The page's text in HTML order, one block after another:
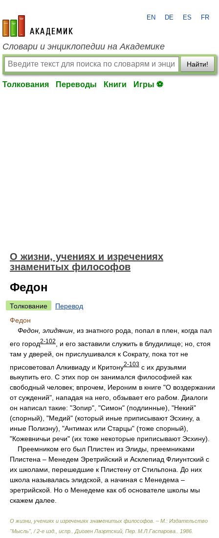
academic.ru
EN DE ES FR
Словари и энциклопедии на Академике
Найти!
Толкования Переводы Книги Игры ⚽
О жизни, учениях и изречениях
знаменитых философов
Федон
Толкование
Перевод
Федон
Федон, элидянин , из знатного рода, попал в плен, когда пал
его город2-102
, и его заставили служить в блудилище; но, стоя
там у дверей, он прислушивался к Сократу, пока тот не
присоветовал Алкивиаду и Критону2-103 с их друзьями
выкупить его. С этих пор он занимался философией как
свободный человек; впрочем, Иероним в книге "О воздержании
от суждений", нападая на него, обзывает его рабом. Диалоги
он написал такие: "Зопир", "Симон" (подлинные), "Некий"
(спорный), "Медий" (который иные приписывают Эсхину, а
иные Полиэну), "Антимах или Старцы" (тоже спорный),
"Кожевничьи речи" (их тоже некоторые приписывают Эсхину).
Преемником его был Плистен из Элиды, преемниками
Плистена – Менедем Эретрийский и Асклепиад Флиунтский с
их школами, перешедшие к Плистену от Стильпона. До них
школа называлась элидской, а начиная с Менедема –
эретрийской. Но о Менедеме как об основателе школы мы
скажем далее.
О жизни, учениях и изречениях знаменитых философов. – М.: Издательство
"Мысль", / 2-е изд., испр.
Диоген Лаэртский, Пер. М.Л.Гаспарова. 1986